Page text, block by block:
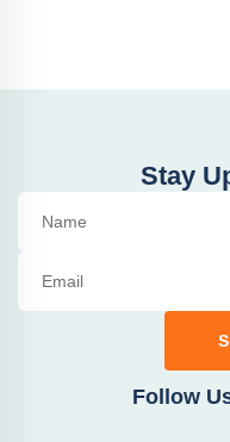
Stay
Follow